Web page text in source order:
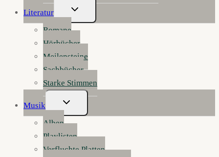
Literatur
Untermenü
Umschalten
Romane
Hörbücher
Meilensteine
Sachbücher
Starke Stimmen
Musik
Untermenü
Umschalten
Alben
Playlisten
Verfluchte Platten